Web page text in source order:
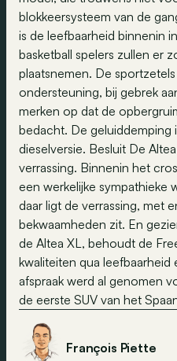
blokkeersysteem van de
is de leefbaarheid binnenin
basketball spelers zullen er
plaatsnemen. De
ondersteuning, bij gebrek
merken op dat de
bedacht. De geluiddemping
dieselversie. Besluit De
verrassing. Binnenin het
een werkelijke sympathieke
daar ligt de verrassing, met
bekwaamheden zit. En
de Altea XL, behoudt de
kwaliteiten qua leefbaarheid
afspraak werd al genomen
de eerste SUV van het
François Piette